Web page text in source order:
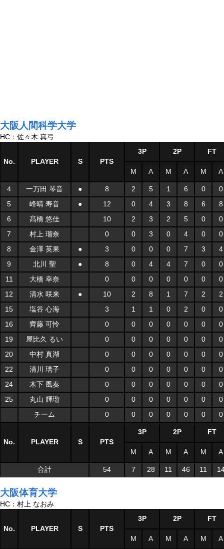
大阪人間科学大学
HC：佐々木 真弓
No. PLAYER S PTS
3P 2P FT
M A M A M A
４ 一万田 琴音 ● 8 2 5 1 6 0
0
5
峰晴 寿音 ● 12 0 4 3 8 6
8
6
髙橋 悠佳 10 2 3 2 5 0
0
7
村上 瑠奈 0 0 3 0 4 0
0
8
金澤 英果 ● 3 0 0 0 7 3
4
9
北川 聖 ● 8 0 4 4 7 0
0
11
大橋 幸奈 0 0 0 0 0 0
0
12
清水 咲来 ● 10 2 8 1 7 2
2
15
塩谷 心海 3 1 1 0 2 0
0
16
齊藤 可怜 0 0 0 0 0 0
0
19
屋比久 るい 0 0 0 0 0 0
0
20
中村 真湖 0 0 0 0 0 0
0
22
清川 璃子 0 0 0 0 0 0
0
24
木下 風奏 0 0 0 0 0 0
0
25
丸山 輝瑠 0 0 0 0 0 0
0
チーム
0 0 0 0 0 0 0
No. PLAYER S PTS
3P 2P FT
M A M A M A
合計 54 7 28 11 46 11
大阪体育大学
HC：村上 なおみ
No. PLAYER S PTS
3P 2P FT
M A M A M A